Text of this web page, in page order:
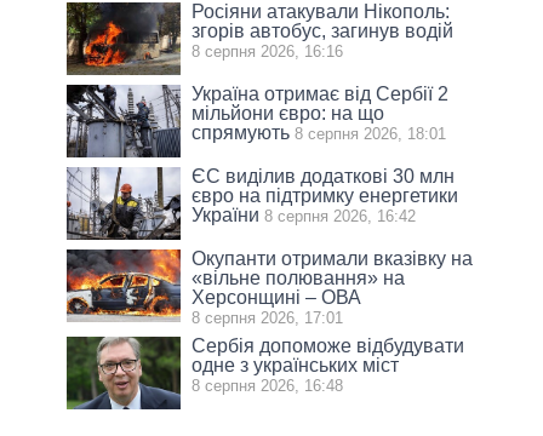
Росіяни атакували Нікополь:
згорів автобус, загинув водій
8 серпня 2026, 16:16
Україна отримає від Сербії 2
мільйони євро: на що
спрямують 8 серпня 2026, 18:01
ЄС виділив додаткові 30 млн
євро на підтримку енергетики
України 8 серпня 2026, 16:42
Окупанти отримали вказівку на
«вільне полювання» на
Херсонщині – ОВА
8 серпня 2026, 17:01
Сербія допоможе відбудувати
одне з українських міст
8 серпня 2026, 16:48